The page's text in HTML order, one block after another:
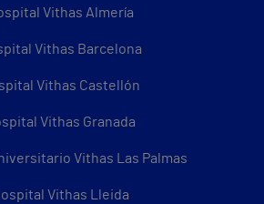
Vithas Almería
Vithas Barcelona
Vithas Castellón
Vithas Granada
Vithas Las Palmas
Vithas Lleida